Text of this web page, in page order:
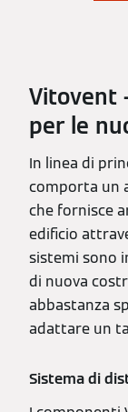
Vitovent
per le
In linea di
comporta un
che fornisce
edificio
sistemi sono
di nuova
abbastanza
adattare un
Sistema di